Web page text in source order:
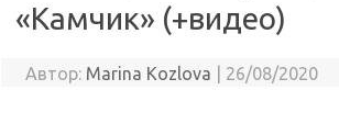
«Камчик» (+видео)
Автор: Marina Kozlova 26/08/2020